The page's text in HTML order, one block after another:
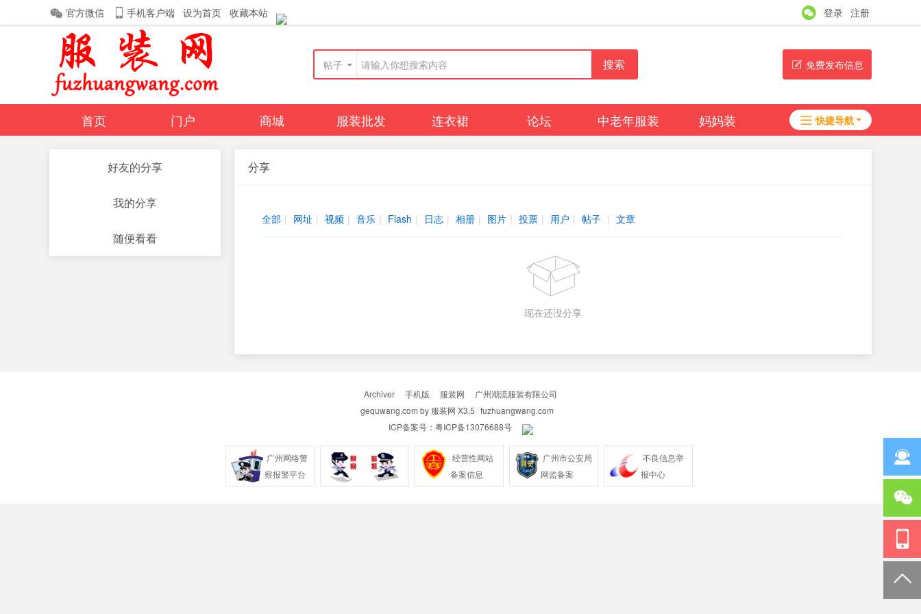
官方微信 手机客户端 设为首页 收藏本站 登录 注册
帖子 搜索 免费发布信息
快捷导航
首页 门户 商城 服装批发 连衣裙 论坛 中老年服装
妈妈装
丰胸内衣
导读
好友的分享
我的分享
随便看看
分享
全部 | 网址 | 视频 | 音乐 | Flash | 日志 | 相册 | 图片 | 投票 | 用户 | 帖子 | 文章
现在还没分享
Archiver 手机版 服装网
广州潮流服装有限公司
gequwang.com by 服装网 X3.5 fuzhuangwang.com
ICP备案号： 粤ICP备13076688号
广州网络警
察报警平台
经营性网站
备案信息
广州市公安局
网监备案
不良信息举
报中心